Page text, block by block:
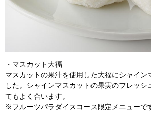
・マスカット大福
マスカットの果汁を使用した大福にシャイン
した。シャインマスカットの果実のフレッシ
てもよく合います。
※フルーツパラダイスコース限定メニューで